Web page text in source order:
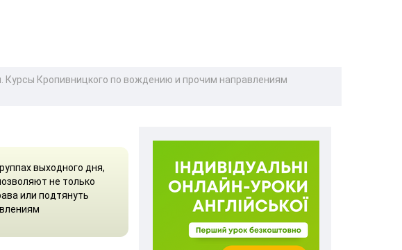
Кропивницкого по вождению и прочим направлениям
выходного дня,
не только
или подтянуть